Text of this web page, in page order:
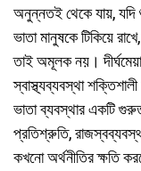
অনুন্নতই থেকে যায়, যদি
ভাতা মানুষকে টিকিয়ে
তাই অমূলক নয়।
স্বাস্থ্যব্যবস্থা
ভাতা ব্যবস্থার একটি
প্রতিশ্রুতি,
কখনো অর্থনীতির ক্ষতি